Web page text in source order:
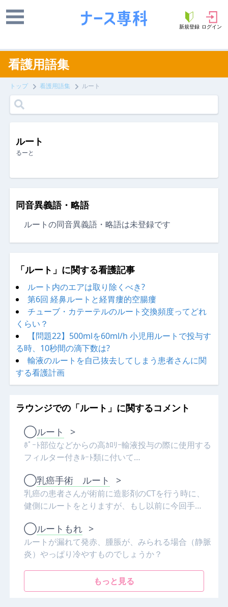
新規登録 ログイン
看護用語集
トップ 看護用語集 ルート
ルート
るーと
同音異義語・略語
ルートの同音異義語・略語は未登録です
「ルート」に関する看護記事
ルート内のエアは取り除くべき?
第6回 経鼻ルートと経胃瘻的空腸瘻
チューブ・カテーテルのルート交換頻度ってどれ
くらい？
【問題22】500mlを60ml/h 小児用ルートで投与す
る時、10秒間の滴下数は?
輸液のルートを自己抜去してしまう患者さんに関
する看護計画
ラウンジでの「ルート」に関するコメント
◯ルート >
ﾎﾟｰﾄ部位などからの高ｶﾛﾘｰ輸液投与の際に使用する
フィルター付きﾙｰﾄ類に付いて…
◯乳癌手術 ルート >
乳癌の患者さんが術前に造影剤のCTを行う時に、
健側にルートをとりますが、もし以前に今回手…
◯ルートもれ >
ルートが漏れて発赤、腫脹が、みられる場合（静脈
炎）やっぱり冷やすものでしょうか？
もっと見る